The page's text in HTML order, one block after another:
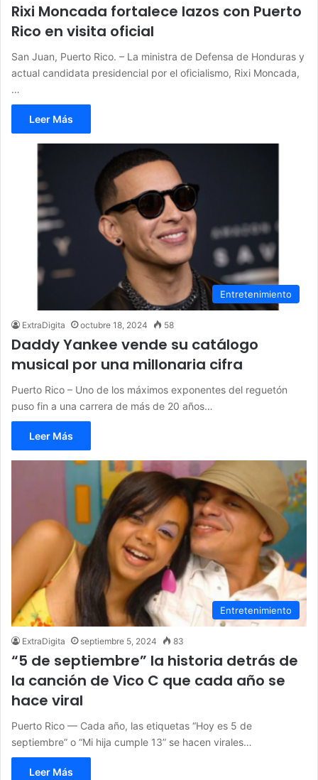
Rixi Moncada fortalece lazos con Puerto
Rico en visita oficial
San Juan, Puerto Rico. – La ministra de Defensa de Honduras y
actual candidata presidencial por el oficialismo, Rixi Moncada,
…
Leer Más
Entretenimiento
ExtraDigita octubre 18, 2024 58
Daddy Yankee vende su catálogo
musical por una millonaria cifra
Puerto Rico – Uno de los máximos exponentes del reguetón
puso fin a una carrera de más de 20 años…
Leer Más
Entretenimiento
ExtraDigita septiembre 5, 2024 83
“5 de septiembre” la historia detrás de
la canción de Vico C que cada año se
hace viral
Puerto Rico — Cada año, las etiquetas “Hoy es 5 de
septiembre” o “Mi hija cumple 13” se hacen virales…
Leer Más